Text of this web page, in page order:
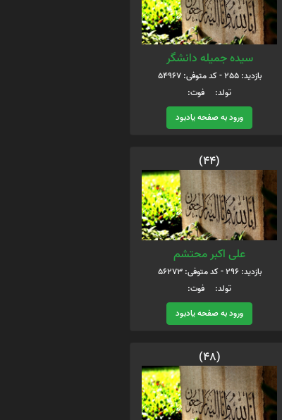
سیده جمیله دانشگر
بازدید: 255 - کد متوفی: 54967
تولد: فوت:
ورود به صفحه یادبود
(44)
علی اکبر محتشم
بازدید: 296 - کد متوفی: 56273
تولد: فوت:
ورود به صفحه یادبود
(48)